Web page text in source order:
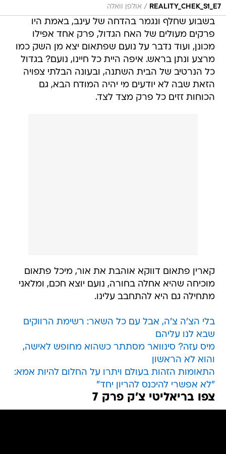
REALITY_CHEK_S1_E7
/ אולפן וואלה
בשבוע שחלף ונגמר בהדחה של עינב, באמת היו
פרקים מעולים של האח הגדול, פרק אחד אפילו
מכונן, ועוד נדבר על נועם שפתאום יצא מן השק כמו
מרצע ונתן בראש. איפה היית כל חיינו, נועם? בגדול
כל הנרטיב של הבית השתנה, ובעונה הבלתי צפויה
הזאת שבה לא יודעים מי יהיה המודח הבא, גם
הכוחות זזים כל פרק מצד לצד.
קארין פתאום דווקא אוהבת את אור, מיכל פתאום
מוכיחה שהיא אחלה בחורה, נועם יוצא חכם, ומלאני
מתחילה גם היא להתחבב עלינו.
בלי הצ'ה צ'ה, אבל עם כל השאר: רשימת הרווקים
שבא לנו עליהם
מיס עזה? סינוואר מסתתר כשהוא מחופש לאישה,
והוא לא הראשון
התאומות הזהות בעולם ויתרו על החלום להיות אמא:
"לא אפשרי להיכנס להריון יחד"
צפו בריאליטי צ'ק פרק 7